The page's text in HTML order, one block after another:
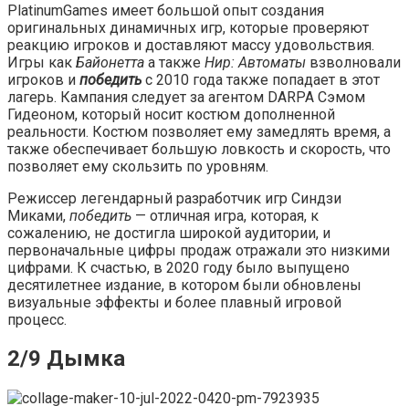
PlatinumGames имеет большой опыт создания
оригинальных динамичных игр, которые проверяют
реакцию игроков и доставляют массу удовольствия.
Игры как Байонетта а также Нир: Автоматы взволновали
игроков и победить с 2010 года также попадает в этот
лагерь. Кампания следует за агентом DARPA Сэмом
Гидеоном, который носит костюм дополненной
реальности. Костюм позволяет ему замедлять время, а
также обеспечивает большую ловкость и скорость, что
позволяет ему скользить по уровням.
Режиссер легендарный разработчик игр Синдзи
Миками, победить — отличная игра, которая, к
сожалению, не достигла широкой аудитории, и
первоначальные цифры продаж отражали это низкими
цифрами. К счастью, в 2020 году было выпущено
десятилетнее издание, в котором были обновлены
визуальные эффекты и более плавный игровой
процесс.
2/9 Дымка